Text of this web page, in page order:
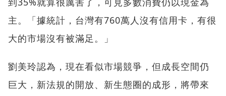
主。「據統計，台灣有760萬人沒有信用卡，有很
大的市場沒有被滿足。」
劉美玲認為，現在看似市場競爭，但成長空間仍
巨大，新法規的開放、新生態圈的成形，將帶來